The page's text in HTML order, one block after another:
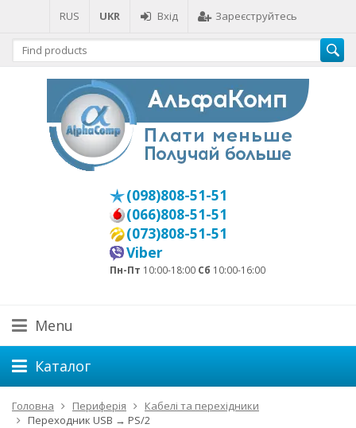
RUS UKR Вхід Зареєструйтесь
(098)808-51-51
(066)808-51-51
(073)808-51-51
Viber
Пн-Пт 10:00-18:00 Сб 10:00-16:00
Menu
Каталог
Головна Периферія
Кабелі та перехідники
Переходник USB → PS/2